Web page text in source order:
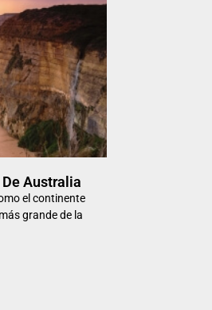
Australia
el continente
grande de la